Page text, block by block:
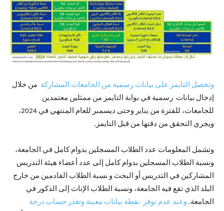
وتحصل التايمز على بيانات رسمية من الجامعات المشاركة من خلال
إدخال بيانات رسمية في بوابة التايمز من ممثلين معتمدين
للجامعات، للفترة من يناير وحتى ديسمبر للعام المنتهي في 2024،
ويجري التحقق من دقتها من قبل التايمز.
وتشمل المعلومات عدد الطلاب المسجلين بدوام كامل في الجامعة،
ونسبة الطلاب المسجلين بدوام كامل إلى عدد أعضاء هيئة التدريس
المشاركين في التدريس أو البحث و نسبة الطلاب القادمين من خارج
البلد الذي تقع فيه الجامعة، ونسبة الطلاب الإناث إلى الذكور في
الجامعة. وعند عدم توفر نقطة بيانات معينة وتعذر حساب درجة